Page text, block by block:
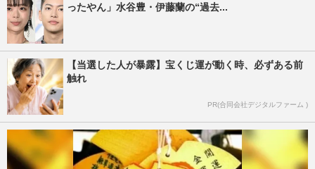
ったやん」水谷豊・伊藤蘭の“過去...
【当選した人が暴露】宝くじ運が動く時、必ずある前
触れ
PR(合同会社デジタルファーム )